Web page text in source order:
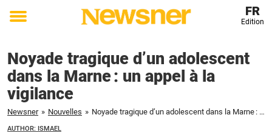
Toggle
FR
Edition
Noyade tragique d’un adolescent
dans la Marne : un appel à la
vigilance
Newsner » Nouvelles » Noyade tragique d’un adolescent dans la Marne : un appel à la vigilance
AUTHOR: ISMAEL